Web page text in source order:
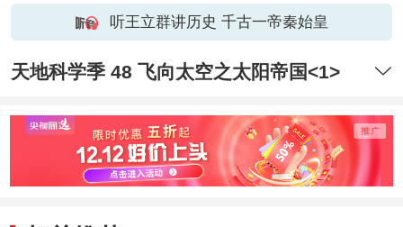
听王立群讲历史 千古一帝秦始皇
天地科学季 48 飞向太空之太阳帝国<1>